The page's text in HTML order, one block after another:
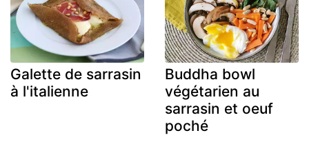
Galette de sarrasin
à l'italienne
Buddha bowl
végétarien au
sarrasin et oeuf
poché